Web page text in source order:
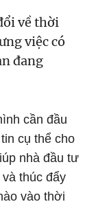
về thời
việc có
đang
cần đầu
cụ thể cho
nhà đầu tư
thúc đẩy
vào thời